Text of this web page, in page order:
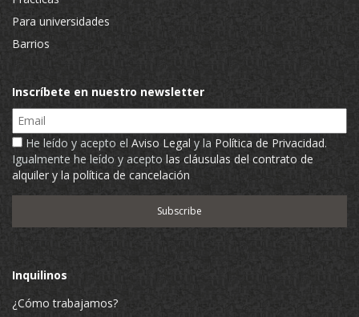
Para universidades
Barrios
Inscríbete en nuestro newsletter
Email
He leído y acepto el Aviso Legal y la Política de Privacidad.
Igualmente he leído y acepto las cláusulas del contrato de
alquiler y la política de cancelación
Inquilinos
¿Cómo trabajamos?